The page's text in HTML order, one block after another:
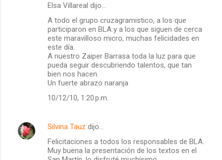
Elsa Villareal dijo…
A todo el grupo cruzagramistico, a los que
participaron en BLA y a los que siguen de cerca
este maravilloso micro, muchas felicidades en
este día.
A nuestro Zaiper Barrasa toda la luz para que
pueda seguir descubriendo talentos, que tan
bien nos hacen.
Un fuerte abrazo naranja
10/12/10, 1:20 p.m.
Silvina Tauz dijo…
Felicitaciones a todos los responsables de BLA.
Muy buena la presentación de los textos en el